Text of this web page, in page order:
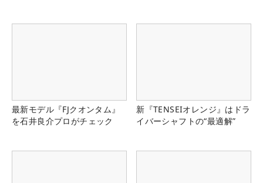
最新モデル『FJクオンタム』
を石井良介プロがチェック
新『TENSEIオレンジ』はドラ
イバーシャフトの“最適解”